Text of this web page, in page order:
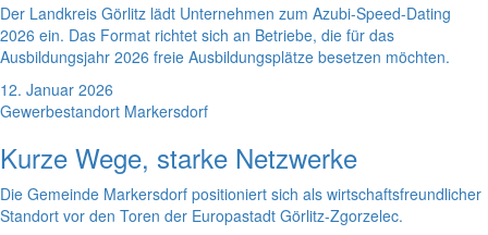
Der Landkreis Görlitz lädt Unternehmen zum Azubi-Speed-Dating
2026 ein. Das Format richtet sich an Betriebe, die für das
Ausbildungsjahr 2026 freie Ausbildungsplätze besetzen möchten.
12. Januar 2026
Gewerbestandort Markersdorf
Kurze Wege, starke Netzwerke
Die Gemeinde Markersdorf positioniert sich als wirtschaftsfreundlicher
Standort vor den Toren der Europastadt Görlitz-Zgorzelec.